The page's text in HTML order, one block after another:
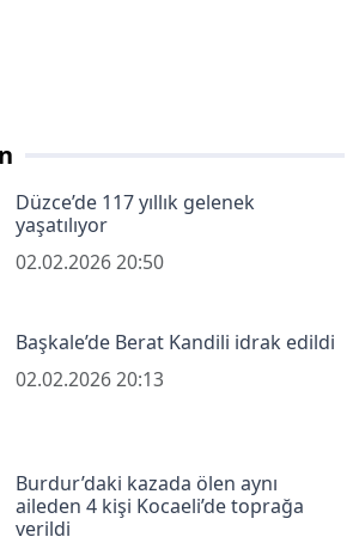
Düzce’de 117 yıllık gelenek
yaşatılıyor
02.02.2026 20:50
Başkale’de Berat Kandili idrak edildi
02.02.2026 20:13
Burdur’daki kazada ölen aynı
aileden 4 kişi Kocaeli’de toprağa
verildi